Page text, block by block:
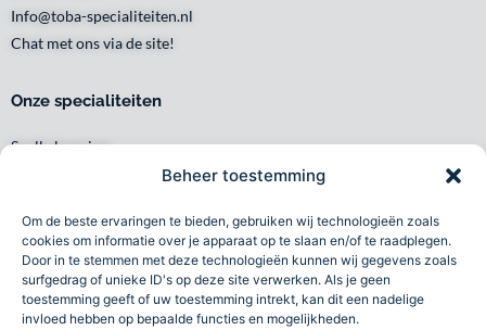
Beheer toestemming
Om de beste ervaringen te bieden, gebruiken wij technologieën zoals
cookies om informatie over je apparaat op te slaan en/of te raadplegen.
Door in te stemmen met deze technologieën kunnen wij gegevens zoals
surfgedrag of unieke ID's op deze site verwerken. Als je geen
toestemming geeft of uw toestemming intrekt, kan dit een nadelige
invloed hebben op bepaalde functies en mogelijkheden.
Info@toba-specialiteiten.nl
Chat met ons via de site!
Onze specialiteiten
Snelle levering
Waar en wanneer u het wilt
Persoonlijk en lokaal
Duurzaam
Betrouwbaar